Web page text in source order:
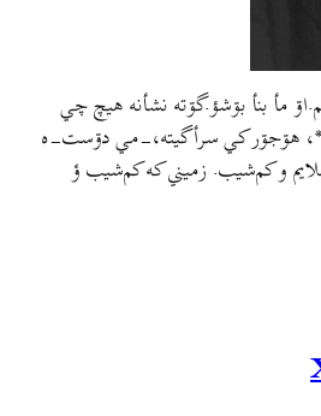
مأ بنأ بۊشؤ.گۊته نشأنه هيچ چي
هۊجۊر کي سرأگيته،-مي دۊست-ه
و کم‌شيب. زميني که کم‌شيب ؤ